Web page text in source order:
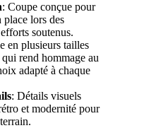
: Coupe conçue pour
place lors des
soutenus.
en plusieurs tailles
rend hommage au
adapté à chaque
: Détails visuels
et modernité pour